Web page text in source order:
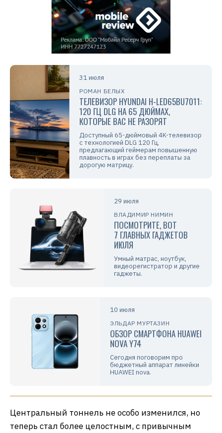
31 июля
РОМАН БЕЛЫХ
ТЕЛЕВИЗОР HYUNDAI H-LED65BU7011:
120 ГЦ DLG НА 65 ДЮЙМАХ,
КОТОРЫЕ ВАС НЕ РАЗОРЯТ
Доступный 65-дюймовый 4K-телевизор
с технологией DLG 120 Гц,
предлагающий геймерам повышенную
плавность в играх без переплаты за
дорогую матрицу.
29 июля
ВЛАДИМИР НИМИН
ПОСМОТРИТЕ, ВОТ
7 ГЛАВНЫХ ГАДЖЕТОВ
ИЮЛЯ
Умный матрас, ноутбук,
видеорегистратор и другие
гаджеты.
10 июля
ЭЛЬДАР МУРТАЗИН
ОБЗОР СМАРТФОНА HUAWEI
NOVA Y74
Сегодня поговорим про
бюджетный аппарат линейки
HUAWEI nova.
Центральный тоннель не особо изменился, но
теперь стал более целостным, с привычным